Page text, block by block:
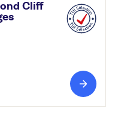
Cliff